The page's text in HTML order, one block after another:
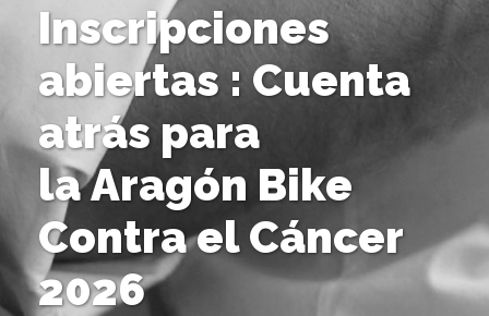
Inscripciones
abiertas : Cuenta
atrás para
la Aragón Bike
Contra el Cáncer
2026